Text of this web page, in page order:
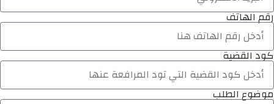
رقم الهاتف
كود القضية
موضوع الطلب